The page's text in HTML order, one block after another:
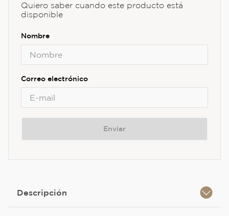
Quiero saber cuando este producto está
disponible
Enviar
Descripción